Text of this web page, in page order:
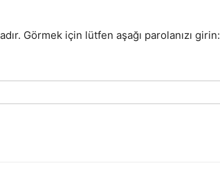
Görmek için lütfen aşağı parolanızı girin: